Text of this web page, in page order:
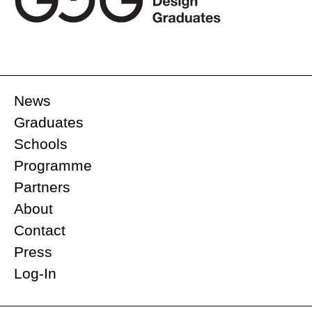
News
Graduates
Schools
Programme
Partners
About
Contact
Press
Log-In